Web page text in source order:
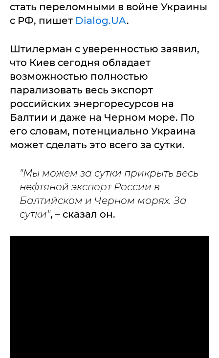
стать переломными в войне Украины
с РФ, пишет Dialog.UA.
Штилерман с уверенностью заявил,
что Киев сегодня обладает
возможностью полностью
парализовать весь экспорт
российских энергоресурсов на
Балтии и даже на Черном море. По
его словам, потенциально Украина
может сделать это всего за сутки.
"Мы можем за сутки прикрыть весь
нефтяной экспорт России в
Балтийском и Черном морях. За
сутки", – сказал он.